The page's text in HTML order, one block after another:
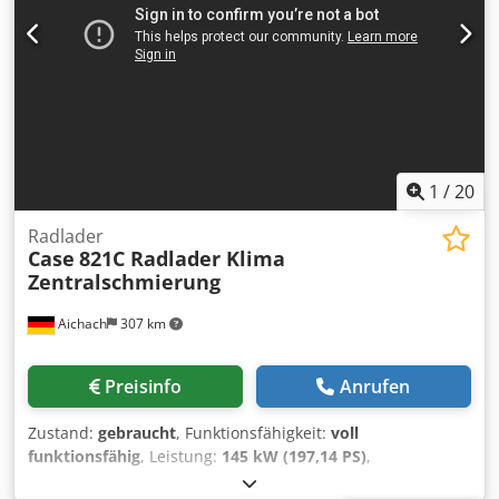
1 /20
Aichach 307 km
Radlader
Case 821C Radlader Klima
Zentralschmierung
Preisinfo Anrufen
Zustand: gebraucht, Funktionsfähigkeit: voll
funktionsfähig, Leistung: 145 kW (197,14 PS),
Gold